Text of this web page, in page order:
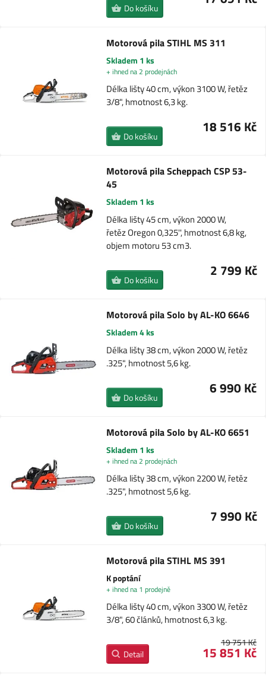
Do košíku
Motorová pila STIHL MS 311
Skladem 1 ks
+ ihned na 2 prodejnách
Délka lišty 40 cm, výkon 3100 W, řetěz
3/8", hmotnost 6,3 kg.
18 516 Kč
Do košíku
Motorová pila Scheppach CSP 53-
45
Skladem 1 ks
Délka lišty 45 cm, výkon 2000 W,
řetěz Oregon 0,325'', hmotnost 6,8 kg,
objem motoru 53 cm3.
2 799 Kč
Do košíku
Motorová pila Solo by AL-KO 6646
Skladem 4 ks
Délka lišty 38 cm, výkon 2000 W, řetěz
.325", hmotnost 5,6 kg.
6 990 Kč
Do košíku
Motorová pila Solo by AL-KO 6651
Skladem 1 ks
+ ihned na 2 prodejnách
Délka lišty 38 cm, výkon 2200 W, řetěz
.325", hmotnost 5,6 kg.
7 990 Kč
Do košíku
Motorová pila STIHL MS 391
K poptání
+ ihned na 1 prodejně
Délka lišty 40 cm, výkon 3300 W, řetěz
3/8", 60 článků, hmotnost 6,3 kg.
19 751 Kč
15 851 Kč
Detail